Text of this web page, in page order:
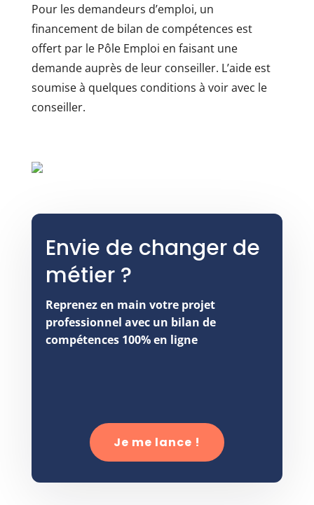
Pour les demandeurs d’emploi, un
financement de bilan de compétences est
offert par le Pôle Emploi en faisant une
demande auprès de leur conseiller. L’aide est
soumise à quelques conditions à voir avec le
conseiller.
Envie de changer de
métier ?
Reprenez en main votre projet
professionnel avec un bilan de
compétences 100% en ligne
Je me lance !